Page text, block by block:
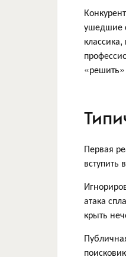
ушедшие
Первая
атака
крыть